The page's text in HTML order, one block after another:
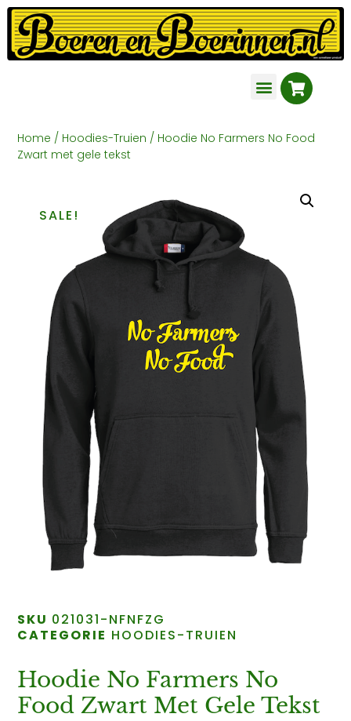
Home / Hoodies-Truien / Hoodie No Farmers No Food
Zwart met gele tekst
SALE!
SKU 021031-NFNFZG
CATEGORIE HOODIES-TRUIEN
Hoodie No Farmers No
Food Zwart Met Gele Tekst